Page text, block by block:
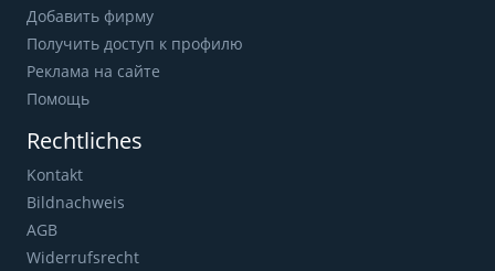
Добавить фирму
Получить доступ к профилю
Реклама на сайте
Помощь
Rechtliches
Kontakt
Bildnachweis
AGB
Widerrufsrecht